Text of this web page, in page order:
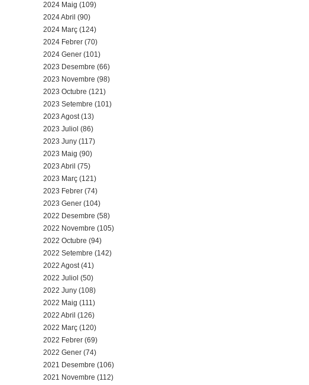
2024 Maig (109)
2024 Abril (90)
2024 Març (124)
2024 Febrer (70)
2024 Gener (101)
2023 Desembre (66)
2023 Novembre (98)
2023 Octubre (121)
2023 Setembre (101)
2023 Agost (13)
2023 Juliol (86)
2023 Juny (117)
2023 Maig (90)
2023 Abril (75)
2023 Març (121)
2023 Febrer (74)
2023 Gener (104)
2022 Desembre (58)
2022 Novembre (105)
2022 Octubre (94)
2022 Setembre (142)
2022 Agost (41)
2022 Juliol (50)
2022 Juny (108)
2022 Maig (111)
2022 Abril (126)
2022 Març (120)
2022 Febrer (69)
2022 Gener (74)
2021 Desembre (106)
2021 Novembre (112)